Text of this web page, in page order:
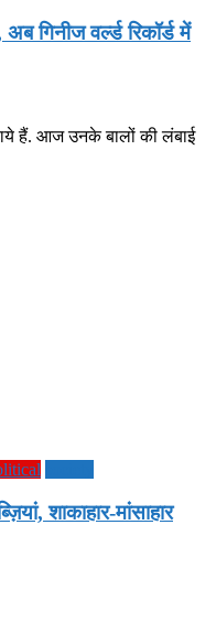
गिनीज वर्ल्ड रिकॉर्ड में
हैं. आज उनके बालों की लंबाई
शाकाहार-मांसाहार